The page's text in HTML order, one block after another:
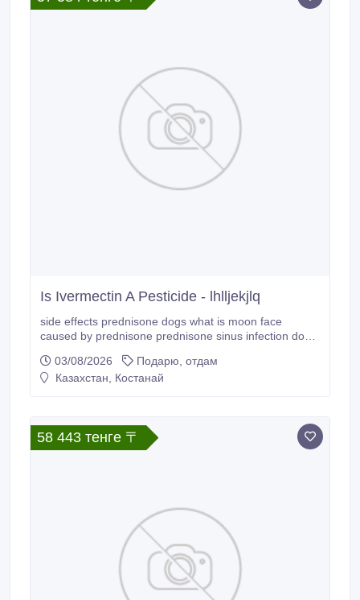
Is Ivermectin A Pesticide - lhlljekjlq
side effects prednisone dogs what is moon face
caused by prednisone prednisone sinus infection dose
03/08/2026
Подарю, отдам
Казахстан, Костанай
58 443 тенге 〒